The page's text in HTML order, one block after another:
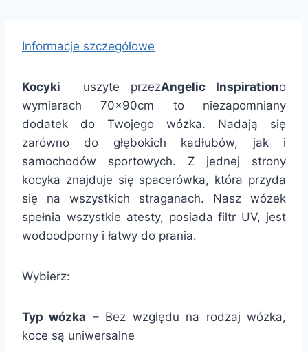
Informacje szczegółowe
Kocyki uszyte przezAngelic Inspirationo
wymiarach 70x90cm to niezapomniany
dodatek do Twojego wózka. Nadają się
zarówno do głębokich kadłubów, jak i
samochodów sportowych. Z jednej strony
kocyka znajduje się spacerówka, która przyda
się na wszystkich straganach. Nasz wózek
spełnia wszystkie atesty, posiada filtr UV, jest
wodoodporny i łatwy do prania.
Wybierz:
Typ wózka – Bez względu na rodzaj wózka,
koce są uniwersalne